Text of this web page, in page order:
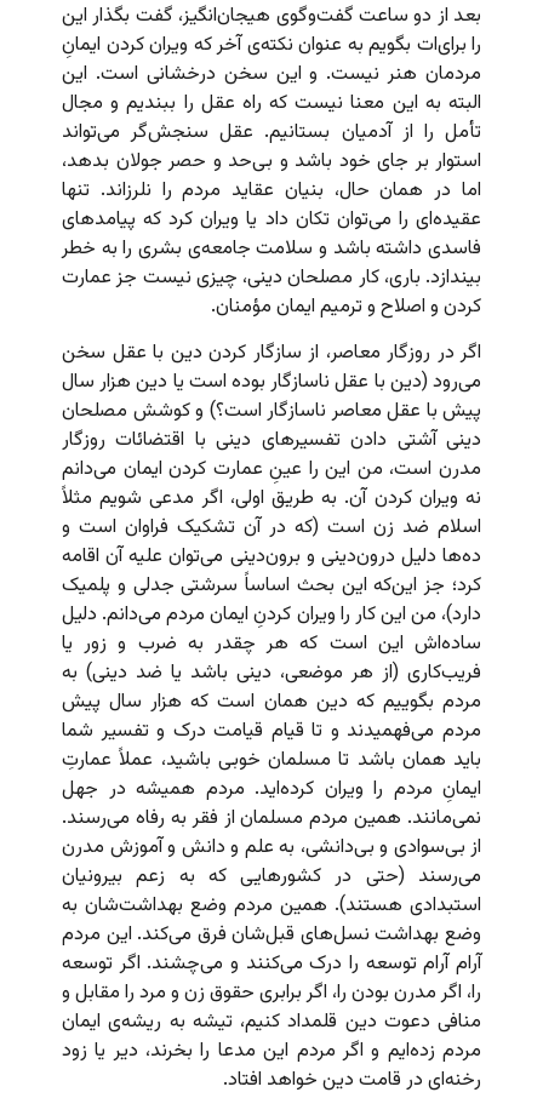
بعد از دو ساعت گفت‌وگوی هیجان‌انگیز، گفت بگذار این
را برای‌ات بگویم به عنوان نکته‌ی آخر که ویران کردن ایمانِ
مردمان هنر نیست. و این سخن درخشانی است. این
البته به این معنا نیست که راه عقل را ببندیم و مجال
تأمل را از آدمیان بستانیم. عقل سنجش‌گر می‌تواند
استوار بر جای خود باشد و بی‌حد و حصر جولان بدهد،
اما در همان حال، بنیان عقاید مردم را نلرزاند. تنها
عقیده‌ای را می‌توان تکان داد یا ویران کرد که پیامدهای
فاسدی داشته باشد و سلامت جامعه‌ی بشری را به خطر
بیندازد. باری، کار مصلحان دینی، چیزی نیست جز عمارت
کردن و اصلاح و ترمیم ایمان مؤمنان.
اگر در روزگار معاصر، از سازگار کردن دین با عقل سخن
می‌رود (دین با عقل ناسازگار بوده‌ است یا دین هزار سال
پیش با عقل معاصر ناسازگار است؟) و کوشش مصلحان
دینی آشتی دادن تفسیرهای دینی با اقتضائات روزگار
مدرن است، من این را عینِ عمارت کردن ایمان می‌دانم
نه ویران کردن آن. به طریق اولی، اگر مدعی شویم مثلاً
اسلام ضد زن است (که در آن تشکیک فراوان است و
ده‌ها دلیل درون‌دینی و برون‌دینی می‌توان علیه آن اقامه
کرد؛ جز این‌که این بحث اساساً سرشتی جدلی و پلمیک
دارد)، من این کار را ویران کردنِ ایمان مردم می‌دانم. دلیل
ساده‌اش این است که هر چقدر به ضرب و زور یا
فریب‌کاری (از هر موضعی، دینی باشد یا ضد دینی) به
مردم بگوییم که دین همان است که هزار سال پیش
مردم می‌فهمیدند و تا قیام قیامت درک و تفسیر شما
باید همان باشد تا مسلمان خوبی باشید، عملاً عمارتِ
ایمانِ مردم را ویران کرده‌اید. مردم همیشه در جهل
نمی‌مانند. همین مردم مسلمان از فقر به رفاه می‌رسند.
از بی‌سوادی و بی‌دانشی،‌ به علم و دانش و آموزش مدرن
می‌رسند (حتی در کشورهایی که به زعم بیرونیان
استبدادی هستند). همین مردم وضع بهداشت‌شان به
وضع بهداشت نسل‌های قبل‌شان فرق می‌‌کند. این مردم
آرام آرام توسعه را درک می‌کنند و می‌چشند. اگر توسعه
را، اگر مدرن بودن را، اگر برابری حقوق زن و مرد را مقابل و
منافی دعوت دین قلمداد کنیم، تیشه به ریشه‌ی ایمان
مردم زده‌ایم و اگر مردم این مدعا را بخرند، دیر یا زود
رخنه‌ای در قامت دین خواهد افتاد.